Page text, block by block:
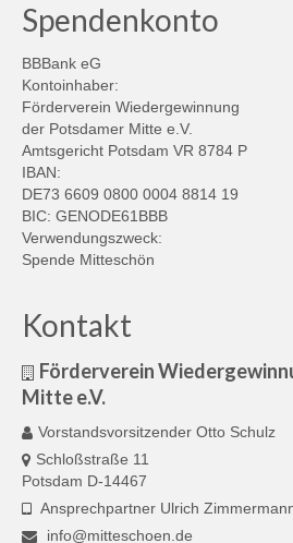
Spendenkonto
BBBank eG
Kontoinhaber:
Förderverein Wiedergewinnung
der Potsdamer Mitte e.V.
Amtsgericht Potsdam VR 8784 P
IBAN:
DE73 6609 0800 0004 8814 19
BIC: GENODE61BBB
Verwendungszweck:
Spende Mitteschön
Kontakt
Förderverein
Mitte e.V.
Vorstandsvorsitzender Otto Schulz
Schloßstraße 11
Potsdam D-14467
Ansprechpartner Ulrich
info@mitteschoen.de